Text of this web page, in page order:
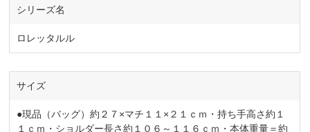
シリーズ名
ロレッタルル
サイズ
●現品（バッグ）約２７×マチ１１×２１ｃｍ・持ち手高さ約１
１ｃｍ・ショルダー長さ約１０６～１１６ｃｍ・本体重量＝約